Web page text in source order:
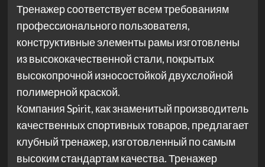
Тренажер соответствует всем требованиям
профессионального пользователя,
конструктивные элементы рамы изготовлены
из высококачественной стали, покрытых
высокопрочной износостойкой двухслойной
полимерной краской.
Компания Spirit, как знаменитый производитель
качественных спортивных товаров, предлагает
клубный тренажер, изготовленный по самым
высоким стандартам качества. Тренажер